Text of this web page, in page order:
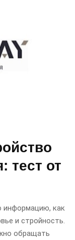
тест от
информацию, как
и стройность.
обращать